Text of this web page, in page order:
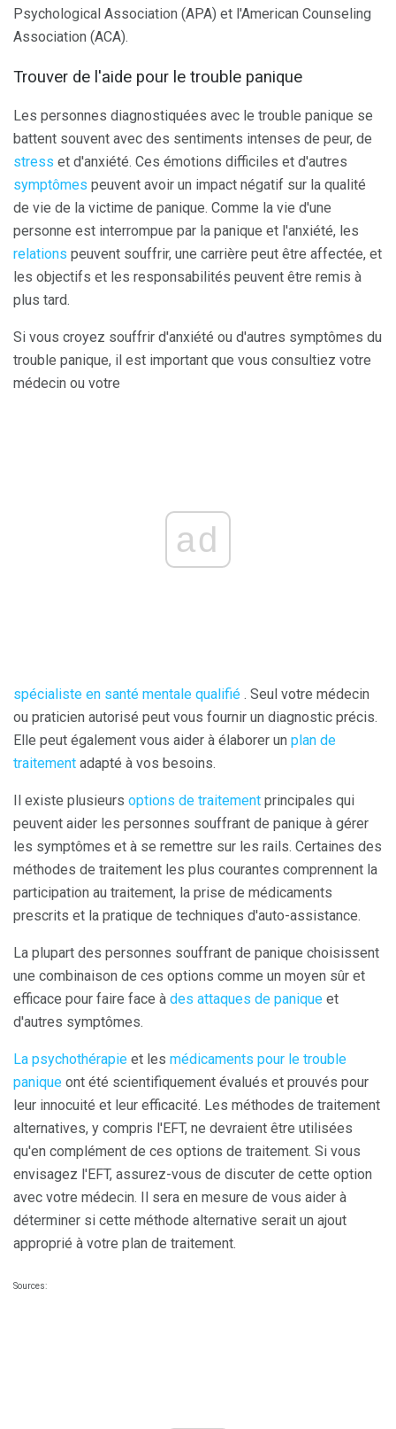
Psychological Association (APA) et l'American Counseling
Association (ACA).
Trouver de l'aide pour le trouble panique
Les personnes diagnostiquées avec le trouble panique se
battent souvent avec des sentiments intenses de peur, de
stress et d'anxiété. Ces émotions difficiles et d'autres
symptômes peuvent avoir un impact négatif sur la qualité
de vie de la victime de panique. Comme la vie d'une
personne est interrompue par la panique et l'anxiété, les
relations peuvent souffrir, une carrière peut être affectée, et
les objectifs et les responsabilités peuvent être remis à
plus tard.
Si vous croyez souffrir d'anxiété ou d'autres symptômes du
trouble panique, il est important que vous consultiez votre
médecin ou votre
ad
spécialiste en santé mentale qualifié . Seul votre médecin
ou praticien autorisé peut vous fournir un diagnostic précis.
Elle peut également vous aider à élaborer un plan de
traitement adapté à vos besoins.
Il existe plusieurs options de traitement principales qui
peuvent aider les personnes souffrant de panique à gérer
les symptômes et à se remettre sur les rails. Certaines des
méthodes de traitement les plus courantes comprennent la
participation au traitement, la prise de médicaments
prescrits et la pratique de techniques d'auto-assistance.
La plupart des personnes souffrant de panique choisissent
une combinaison de ces options comme un moyen sûr et
efficace pour faire face à des attaques de panique et
d'autres symptômes.
La psychothérapie et les médicaments pour le trouble
panique ont été scientifiquement évalués et prouvés pour
leur innocuité et leur efficacité. Les méthodes de traitement
alternatives, y compris l'EFT, ne devraient être utilisées
qu'en complément de ces options de traitement. Si vous
envisagez l'EFT, assurez-vous de discuter de cette option
avec votre médecin. Il sera en mesure de vous aider à
déterminer si cette méthode alternative serait un ajout
approprié à votre plan de traitement.
Sources: